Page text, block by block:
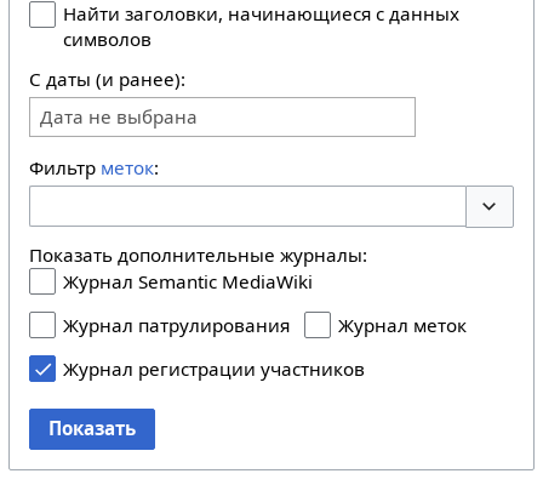
Найти заголовки, начинающиеся с данных
символов
С даты (и ранее):
Дата не выбрана
Фильтр меток:
Показать дополнительные журналы:
Журнал Semantic MediaWiki
Журнал патрулирования
Журнал меток
Журнал регистрации участников
Показать